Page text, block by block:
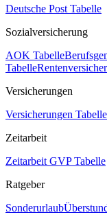
Deutsche Post Tabelle
Sozialversicherung
AOK Tabelle
Tabelle
Versicherungen
Versicherungen Tabelle
Zeitarbeit
Zeitarbeit GVP Tabelle
Ratgeber
Sonderurlaub